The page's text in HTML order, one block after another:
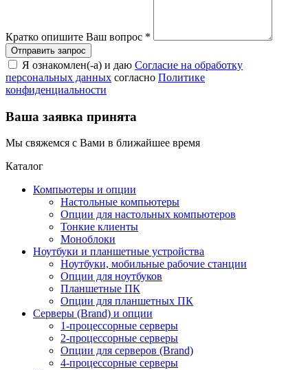
Кратко опишите Ваш вопрос *
Я ознакомлен(-а) и даю Согласие на обработку
персональных данных согласно Политике
конфиденциальности
Ваша заявка принята
Мы свяжемся с Вами в ближайшее время
Каталог
Компьютеры и опции
Настольные компьютеры
Опции для настольных компьютеров
Тонкие клиенты
Моноблоки
Ноутбуки и планшетные устройства
Ноутбуки, мобильные рабочие станции
Опции для ноутбуков
Планшетные ПК
Опции для планшетных ПК
Серверы (Brand) и опции
1-процессорные серверы
2-процессорные серверы
Опции для серверов (Brand)
4-процессорные серверы